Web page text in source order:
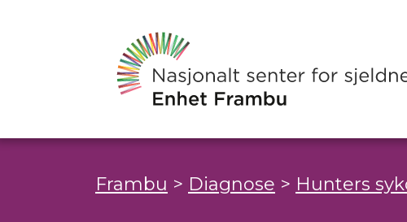
Frambu > Diagnose > Hunters